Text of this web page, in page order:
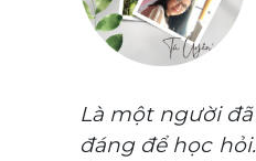
Là một người
đáng để học